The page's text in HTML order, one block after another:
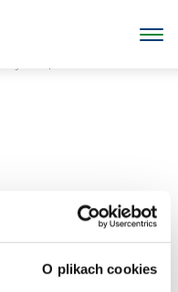
O plikach cookies